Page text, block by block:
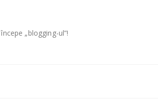
„blogging-ul”!